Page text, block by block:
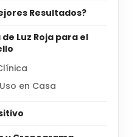
Resultados?
Luz Roja para el
en Casa